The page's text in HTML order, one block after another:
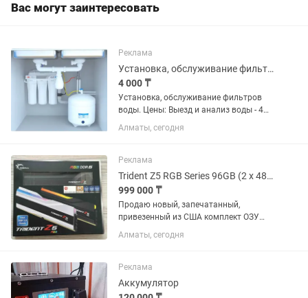
Вас могут заинтересовать
Реклама
Установка, обслуживание фильтров воды.
4 000 ₸
Установка, обслуживание фильтров
воды. Цены: Выезд и анализ воды - 4
000 Установка трехступенчатого
фильтра - 8 000 Установка фильтра
картриджей - 2000 за...
Алматы, сегодня
Реклама
Trident Z5 RGB Series 96GB (2 x 48GB) PC RAM DDR5 6400 Новый
999 000 ₸
Продаю новый, запечатанный,
привезенный из США комплект ОЗУ
ДДР5. Торг возможен серьезным
покупателям. Пожизненная гарантия
Алматы, сегодня
Реклама
Аккумулятор